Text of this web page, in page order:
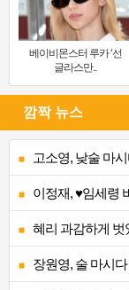
베이비몬스터 루카 ‘선
글라스만..
깜짝 뉴스
고소영, 낮술 마
이정재, ♥임세령
혜리 과감하게 벗
장원영, 술 마시